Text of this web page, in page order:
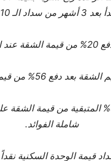
10% السابقة.
شاملة الفوائد.
قيمة الوحدة السكنية